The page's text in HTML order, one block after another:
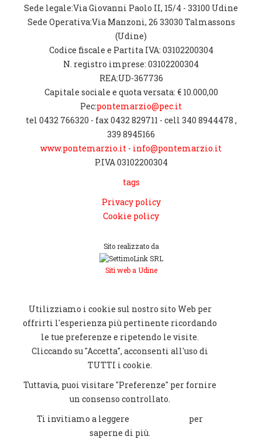
Sede legale:Via Giovanni Paolo II, 15/4 - 33100 Udine
Sede Operativa:Via Manzoni, 26 33030 Talmassons
(Udine)
Codice fiscale e Partita IVA: 03102200304
N. registro imprese: 03102200304
REA:UD-367736
Capitale sociale e quota versata: € 10.000,00
Pec:pontemarzio@pec.it
tel 0432 766320 - fax 0432 829711 - cell 340 8944478 ,
339 8945166
www.pontemarzio.it - info@pontemarzio.it
P.IVA 03102200304
tags
Privacy policy
Cookie policy
Sito realizzato da
Siti web a Udine
Utilizziamo i cookie sul nostro sito Web per
offrirti l'esperienza più pertinente ricordando
le tue preferenze e ripetendo le visite.
Cliccando su "Accetta", acconsenti all'uso di
TUTTI i cookie.
Tuttavia, puoi visitare "Preferenze" per fornire
un consenso controllato.
Ti invitiamo a leggere
per
saperne di più.